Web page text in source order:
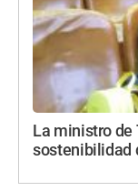
La ministro
sostenibilidad